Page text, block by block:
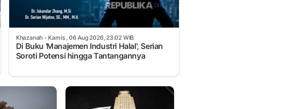
Khazanah - Kamis , 06 Aug 2026, 23:02 WIB
Di Buku 'Manajemen Industri Halal', Serian
Soroti Potensi hingga Tantangannya